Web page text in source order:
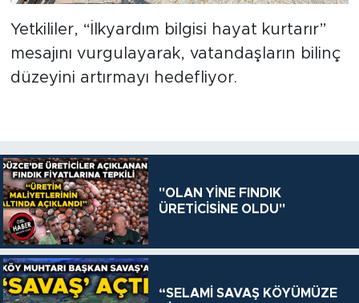
Yetkililer, “İlkyardım bilgisi hayat kurtarır”
mesajını vurgulayarak, vatandaşların bilinç
düzeyini artırmayı hedefliyor.
"OLAN YİNE FINDIK
ÜRETİCİSİNE OLDU"
“SELAMİ SAVAŞ KÖYÜMÜZE